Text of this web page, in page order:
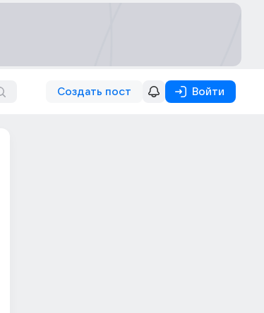
Создать пост Войти